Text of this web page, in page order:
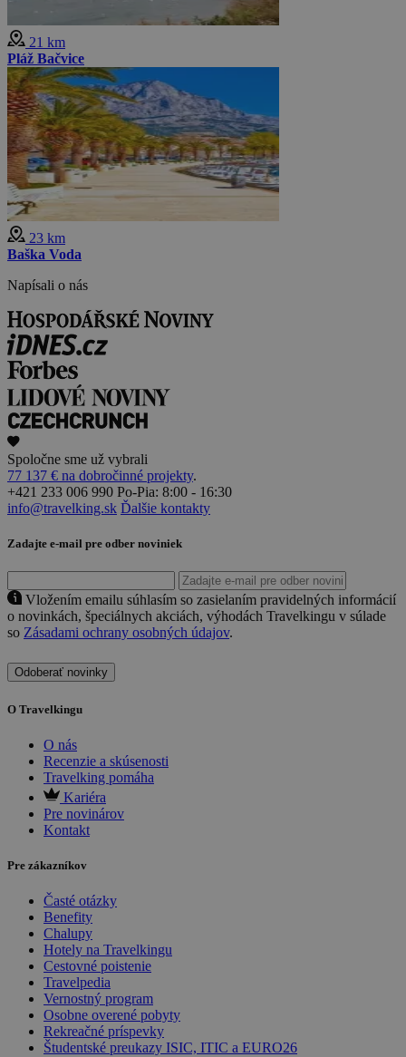
21 km
Pláž Bačvice
23 km
Baška Voda
Napísali o nás
Spoločne sme už vybrali
77 137 € na dobročinné projekty.
+421 233 006 990 Po-Pia: 8:00 - 16:30
info@travelking.sk Ďalšie kontakty
Zadajte e-mail pre odber noviniek
Vložením emailu súhlasím so zasielaním pravidelných informácií
o novinkách, špeciálnych akciách, výhodách Travelkingu v súlade
so Zásadami ochrany osobných údajov.
Odoberať novinky
O Travelkingu
O nás
Recenzie a skúsenosti
Travelking pomáha
Kariéra
Pre novinárov
Kontakt
Pre zákazníkov
Časté otázky
Benefity
Chalupy
Hotely na Travelkingu
Cestovné poistenie
Travelpedia
Vernostný program
Osobne overené pobyty
Rekreačné príspevky
Študentské preukazy ISIC, ITIC a EURO26